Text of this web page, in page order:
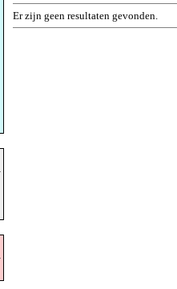
Er zijn geen resultaten gevonden.